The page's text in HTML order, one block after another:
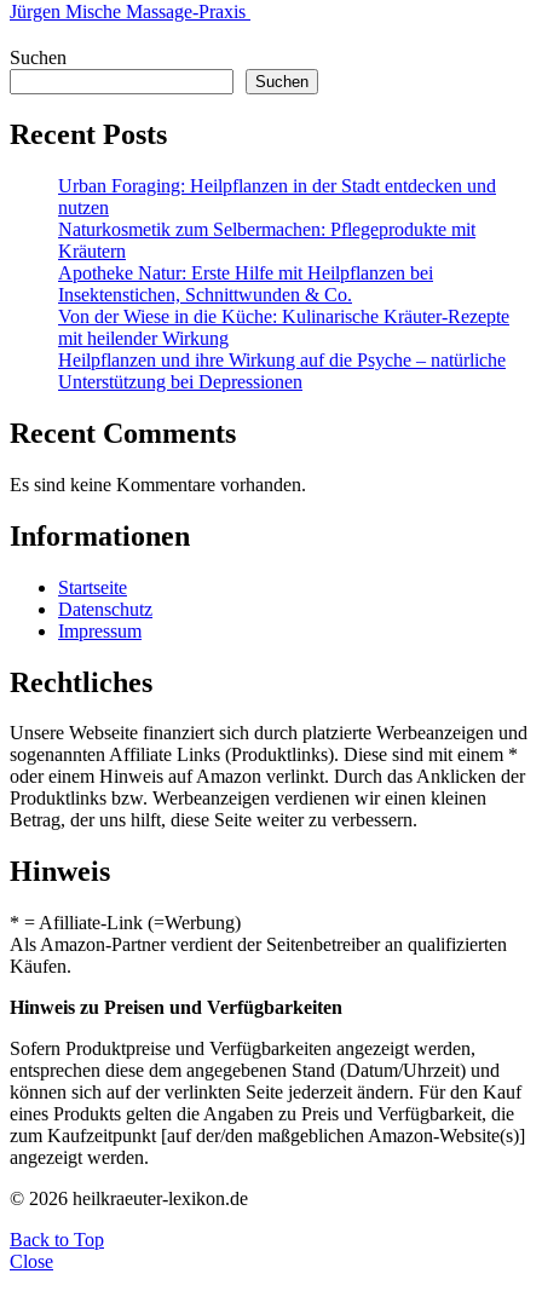
Jürgen Mische Massage-Praxis
Suchen
Suchen
Recent Posts
Urban Foraging: Heilpflanzen in der Stadt entdecken und
nutzen
Naturkosmetik zum Selbermachen: Pflegeprodukte mit
Kräutern
Apotheke Natur: Erste Hilfe mit Heilpflanzen bei
Insektenstichen, Schnittwunden & Co.
Von der Wiese in die Küche: Kulinarische Kräuter-Rezepte
mit heilender Wirkung
Heilpflanzen und ihre Wirkung auf die Psyche – natürliche
Unterstützung bei Depressionen
Recent Comments
Es sind keine Kommentare vorhanden.
Informationen
Startseite
Datenschutz
Impressum
Rechtliches
Unsere Webseite finanziert sich durch platzierte Werbeanzeigen und
sogenannten Affiliate Links (Produktlinks). Diese sind mit einem *
oder einem Hinweis auf Amazon verlinkt. Durch das Anklicken der
Produktlinks bzw. Werbeanzeigen verdienen wir einen kleinen
Betrag, der uns hilft, diese Seite weiter zu verbessern.
Hinweis
* = Afilliate-Link (=Werbung)
Als Amazon-Partner verdient der Seitenbetreiber an qualifizierten
Käufen.
Hinweis zu Preisen und Verfügbarkeiten
Sofern Produktpreise und Verfügbarkeiten angezeigt werden,
entsprechen diese dem angegebenen Stand (Datum/Uhrzeit) und
können sich auf der verlinkten Seite jederzeit ändern. Für den Kauf
eines Produkts gelten die Angaben zu Preis und Verfügbarkeit, die
zum Kaufzeitpunkt [auf der/den maßgeblichen Amazon-Website(s)]
angezeigt werden.
© 2026 heilkraeuter-lexikon.de
Back to Top
Close